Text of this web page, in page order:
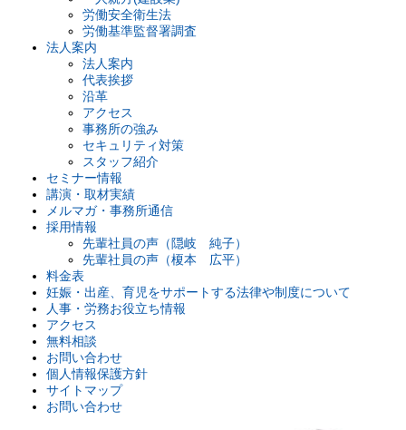
労働安全衛生法
労働基準監督署調査
法人案内
法人案内
代表挨拶
沿革
アクセス
事務所の強み
セキュリティ対策
スタッフ紹介
セミナー情報
講演・取材実績
メルマガ・事務所通信
採用情報
先輩社員の声（隠岐 純子）
先輩社員の声（榎本 広平）
料金表
妊娠・出産、育児をサポートする法律や制度について
人事・労務お役立ち情報
アクセス
無料相談
お問い合わせ
個人情報保護方針
サイトマップ
お問い合わせ